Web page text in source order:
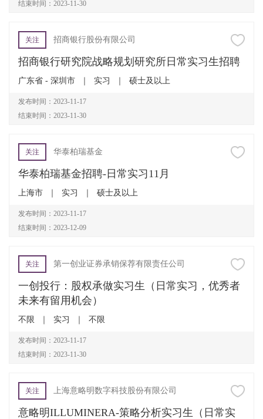
结束时间：2023-11-30
关注 招商银行股份有限公司
招商银行研究院战略规划研究所日常实习生招聘
广东省 - 深圳市 实习 硕士及以上
发布时间：2023-11-17
结束时间：2023-11-30
关注 华泰柏瑞基金
华泰柏瑞基金招聘-日常实习11月
上海市 实习 硕士及以上
发布时间：2023-11-17
结束时间：2023-12-09
关注 第一创业证券承销保荐有限责任公司
一创投行：股权承做实习生（日常实习，优秀者
未来有留用机会）
不限 实习 不限
发布时间：2023-11-17
结束时间：2023-11-30
关注 上海意略明数字科技股份有限公司
意略明ILLUMINERA-策略分析实习生（日常实